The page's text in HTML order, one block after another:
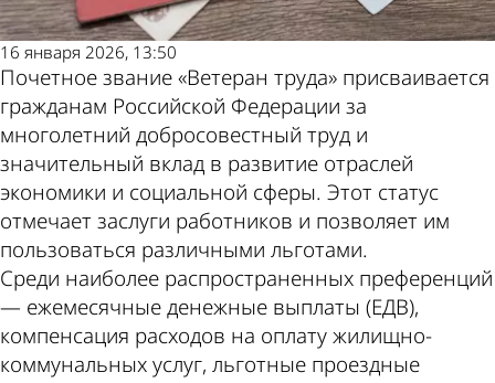
16 января 2026, 13:50
Почетное звание «Ветеран труда» присваивается
гражданам Российской Федерации за
многолетний добросовестный труд и
значительный вклад в развитие отраслей
экономики и социальной сферы. Этот статус
отмечает заслуги работников и позволяет им
пользоваться различными льготами.
Среди наиболее распространенных преференций
— ежемесячные денежные выплаты (ЕДВ),
компенсация расходов на оплату жилищно-
коммунальных услуг, льготные проездные